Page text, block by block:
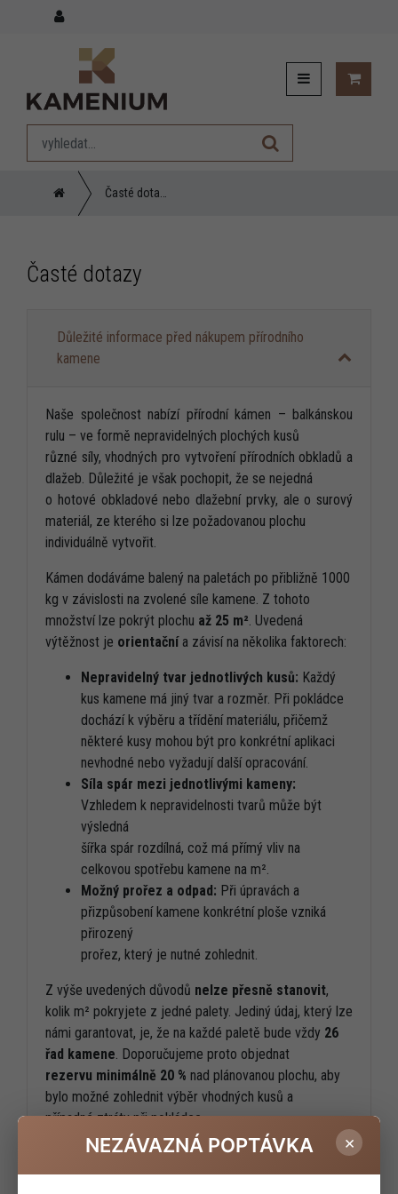
Časté dotazy
Důležité informace před nákupem přírodního
kamene
Naše společnost nabízí přírodní kámen – balkánskou
rulu – ve formě nepravidelných plochých kusů
různé síly, vhodných pro vytvoření přírodních obkladů a
dlažeb. Důležité je však pochopit, že se nejedná
o hotové obkladové nebo dlažební prvky, ale o surový
materiál, ze kterého si lze požadovanou plochu
individuálně vytvořit.
Kámen dodáváme balený na paletách po přibližně 1000
kg v závislosti na zvolené síle kamene. Z tohoto
množství lze pokrýt plochu až 25 m². Uvedená
výtěžnost je orientačnía závisí na několika faktorech:
Nepravidelný tvar jednotlivých kusů: Každý
kus kamene má jiný tvar a rozměr. Při pokládce
dochází k výběru a třídění materiálu, přičemž
některé kusy mohou být pro konkrétní aplikaci
nevhodné nebo vyžadují další opracování.
Síla spár mezi jednotlivými kameny:
Vzhledem k nepravidelnosti tvarů může být
výsledná
šířka spár rozdílná, což má přímý vliv na
celkovou spotřebu kamene na m².
Možný prořez a odpad: Při úpravách a
přizpůsobení kamene konkrétní ploše vzniká
přirozený
prořez, který je nutné zohlednit.
Z výše uvedených důvodů nelze přesně stanovit,
kolik m² pokryjete z jedné palety. Jediný údaj, který lze
námi garantovat, je, že na každé paletě bude vždy 26
řad kamene. Doporučujeme proto objednat
rezervu minimálně 20 % nad plánovanou plochu, aby
bylo možné zohlednit výběr vhodných kusů a
případné ztráty při pokládce.
CENA A VÝPOČET PLOCHY
NEZÁVAZNÁ POPTÁVKA ×